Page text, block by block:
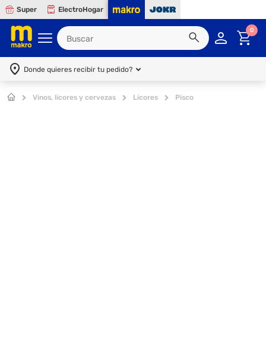
Super ElectroHogar
0
Donde quieres recibir tu pedido?
Vinos, licores y cervezas Licores Pisco